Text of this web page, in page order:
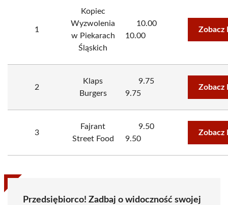
1
Kopiec
Wyzwolenia
w Piekarach
Śląskich
10.00
10.00
Zobacz
2
Klaps
Burgers
9.75
9.75
Zobacz
3
Fajrant
Street Food
9.50
9.50
Zobacz
Przedsiębiorco! Zadbaj o widoczność swojej